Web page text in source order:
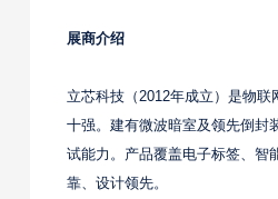
展商介绍
立芯科技（2012年成立）是物
十强。建有微波暗室及领先倒封
试能力。产品覆盖电子标签、智
靠、设计领先。